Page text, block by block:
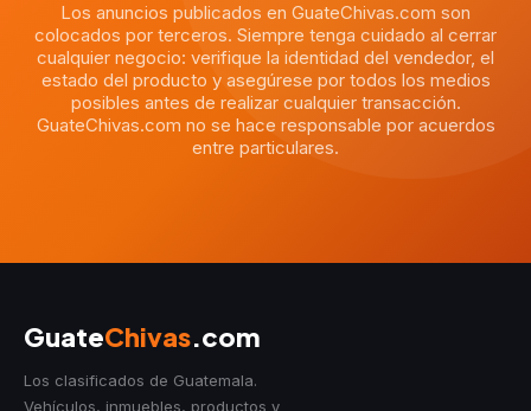
Los anuncios publicados en GuateChivas.com son
colocados por terceros. Siempre tenga cuidado al cerrar
cualquier negocio: verifique la identidad del vendedor, el
estado del producto y asegúrese por todos los medios
posibles antes de realizar cualquier transacción.
GuateChivas.com no se hace responsable por acuerdos
entre particulares.
GuateChivas.com
Los clasificados de Guatemala.
Vehículos, inmuebles, productos y